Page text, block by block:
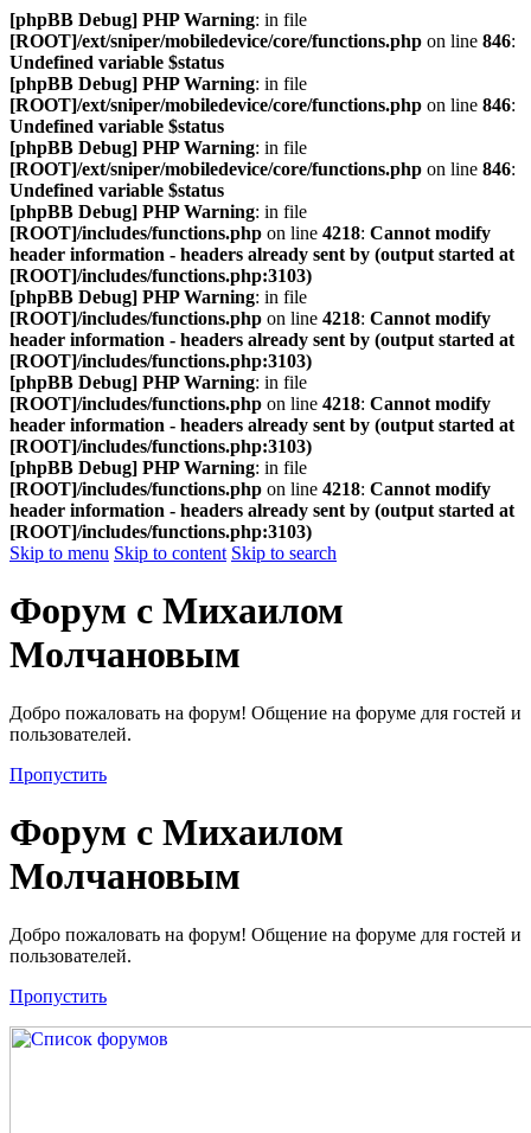
[phpBB Debug] PHP Warning: in file
[ROOT]/ext/sniper/mobiledevice/core/functions.php on line 846:
Undefined variable $status
[phpBB Debug] PHP Warning: in file
[ROOT]/ext/sniper/mobiledevice/core/functions.php on line 846:
Undefined variable $status
[phpBB Debug] PHP Warning: in file
[ROOT]/ext/sniper/mobiledevice/core/functions.php on line 846:
Undefined variable $status
[phpBB Debug] PHP Warning: in file
[ROOT]/includes/functions.php on line 4218: Cannot modify
header information - headers already sent by (output started at
[ROOT]/includes/functions.php:3103)
[phpBB Debug] PHP Warning: in file
[ROOT]/includes/functions.php on line 4218: Cannot modify
header information - headers already sent by (output started at
[ROOT]/includes/functions.php:3103)
[phpBB Debug] PHP Warning: in file
[ROOT]/includes/functions.php on line 4218: Cannot modify
header information - headers already sent by (output started at
[ROOT]/includes/functions.php:3103)
[phpBB Debug] PHP Warning: in file
[ROOT]/includes/functions.php on line 4218: Cannot modify
header information - headers already sent by (output started at
[ROOT]/includes/functions.php:3103)
Skip to menu Skip to content Skip to search
Форум с Михаилом
Молчановым
Добро пожаловать на форум! Общение на форуме для гостей и
пользователей.
Пропустить
Форум с Михаилом
Молчановым
Добро пожаловать на форум! Общение на форуме для гостей и
пользователей.
Пропустить